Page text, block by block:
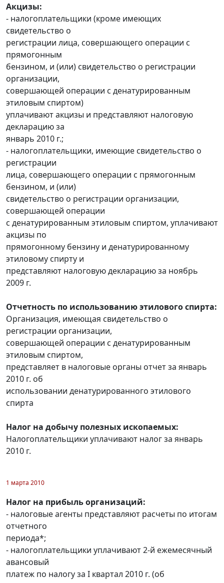
Акцизы:
- налогоплательщики (кроме имеющих
свидетельство о
регистрации лица, совершающего операции с
прямогонным
бензином, и (или) свидетельство о регистрации
организации,
совершающей операции с денатурированным
этиловым спиртом)
уплачивают акцизы и представляют налоговую
декларацию за
январь 2010 г.;
- налогоплательщики, имеющие свидетельство о
регистрации
лица, совершающего операции с прямогонным
бензином, и (или)
свидетельство о регистрации организации,
совершающей операции
с денатурированным этиловым спиртом, уплачивают
акцизы по
прямогонному бензину и денатурированному
этиловому спирту и
представляют налоговую декларацию за ноябрь
2009 г.
Отчетность по использованию этилового спирта:
Организация, имеющая свидетельство о
регистрации организации,
совершающей операции с денатурированным
этиловым спиртом,
представляет в налоговые органы отчет за январь
2010 г. об
использовании денатурированного этилового
спирта
Налог на добычу полезных ископаемых:
Налогоплательщики уплачивают налог за январь
2010 г.
1 марта 2010
Налог на прибыль организаций:
- налоговые агенты представляют расчеты по итогам
отчетного
периода*;
- налогоплательщики уплачивают 2-й ежемесячный
авансовый
платеж по налогу за I квартал 2010 г. (об